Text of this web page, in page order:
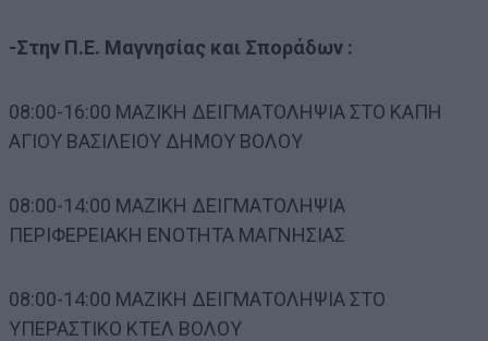
-Στην Π.Ε. Μαγνησίας και Σποράδων :
08:00-16:00 ΜΑΖΙΚΗ ΔΕΙΓΜΑΤΟΛΗΨΙΑ ΣΤΟ ΚΑΠΗ
ΑΓΙΟΥ ΒΑΣΙΛΕΙΟΥ ΔΗΜΟΥ ΒΟΛΟΥ
08:00-14:00 ΜΑΖΙΚΗ ΔΕΙΓΜΑΤΟΛΗΨΙΑ
ΠΕΡΙΦΕΡΕΙΑΚΗ ΕΝΟΤΗΤΑ ΜΑΓΝΗΣΙΑΣ
08:00-14:00 ΜΑΖΙΚΗ ΔΕΙΓΜΑΤΟΛΗΨΙΑ ΣΤΟ
ΥΠΕΡΑΣΤΙΚΟ ΚΤΕΛ ΒΟΛΟΥ